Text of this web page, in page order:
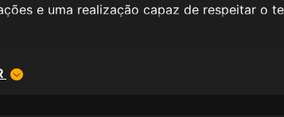
e uma realização capaz de respeitar o